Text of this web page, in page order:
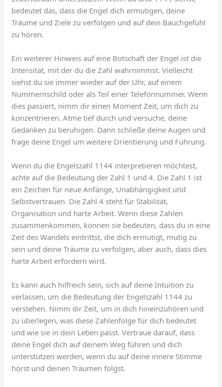
bedeutet das, dass die Engel dich ermutigen, deine
Träume und Ziele zu verfolgen und auf dein Bauchgefühl
zu hören.
Ein weiterer Hinweis auf eine Botschaft der Engel ist die
Intensität, mit der du die Zahl wahrnimmst. Vielleicht
siehst du sie immer wieder auf der Uhr, auf einem
Nummernschild oder als Teil einer Telefonnummer. Wenn
dies passiert, nimm dir einen Moment Zeit, um dich zu
konzentrieren. Atme tief durch und versuche, deine
Gedanken zu beruhigen. Dann schließe deine Augen und
frage deine Engel um weitere Orientierung und Führung.
Wenn du die Engelszahl 1144 interpretieren möchtest,
achte auf die Bedeutung der Zahl 1 und 4. Die Zahl 1 ist
ein Zeichen für neue Anfänge, Unabhängigkeit und
Selbstvertrauen. Die Zahl 4 steht für Stabilität,
Organisation und harte Arbeit. Wenn diese Zahlen
zusammenkommen, können sie bedeuten, dass du in eine
Zeit des Wandels eintrittst, die dich ermutigt, mutig zu
sein und deine Träume zu verfolgen, aber auch, dass dies
harte Arbeit erfordern wird.
Es kann auch hilfreich sein, sich auf deine Intuition zu
verlassen, um die Bedeutung der Engelszahl 1144 zu
verstehen. Nimm dir Zeit, um in dich hineinzuhören und
zu überlegen, was diese Zahlenfolge für dich bedeutet
und wie sie in dein Leben passt. Vertraue darauf, dass
deine Engel dich auf deinem Weg führen und dich
unterstützen werden, wenn du auf deine innere Stimme
hörst und deinen Träumen folgst.